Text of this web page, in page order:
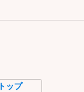
ップ